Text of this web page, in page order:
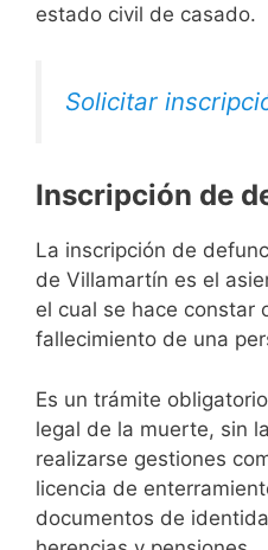
estado civil de casado.
Solicitar
Inscripción de
La inscripción de
de Villamartín es el
el cual se hace constar
fallecimiento de una
Es un trámite
legal de la muerte, sin
realizarse gestiones
licencia de
documentos de